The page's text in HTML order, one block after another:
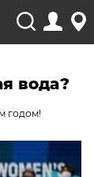
вода?
годом!